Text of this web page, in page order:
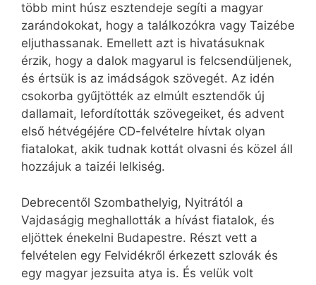
több mint húsz esztendeje segíti a magyar
zarándokokat, hogy a találkozókra vagy Taizébe
eljuthassanak. Emellett azt is hivatásuknak
érzik, hogy a dalok magyarul is felcsendüljenek,
és értsük is az imádságok szövegét. Az idén
csokorba gyűjtötték az elmúlt esztendők új
dallamait, lefordították szövegeiket, és advent
első hétvégéjére CD-felvételre hívtak olyan
fiatalokat, akik tudnak kottát olvasni és közel áll
hozzájuk a taizéi lelkiség.
Debrecentől Szombathelyig, Nyitrától a
Vajdaságig meghallották a hívást fiatalok, és
eljöttek énekelni Budapestre. Részt vett a
felvételen egy Felvidékről érkezett szlovák és
egy magyar jezsuita atya is. És velük volt